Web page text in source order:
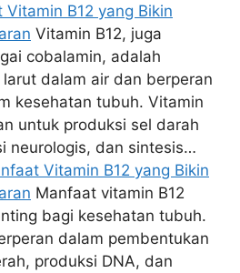
Vitamin B12 yang Bikin
Vitamin B12, juga
cobalamin, adalah
dalam air dan berperan
kesehatan tubuh. Vitamin
untuk produksi sel darah
neurologis, dan sintesis…
Vitamin B12 yang Bikin
Manfaat vitamin B12
bagi kesehatan tubuh.
dalam pembentukan
produksi DNA, dan